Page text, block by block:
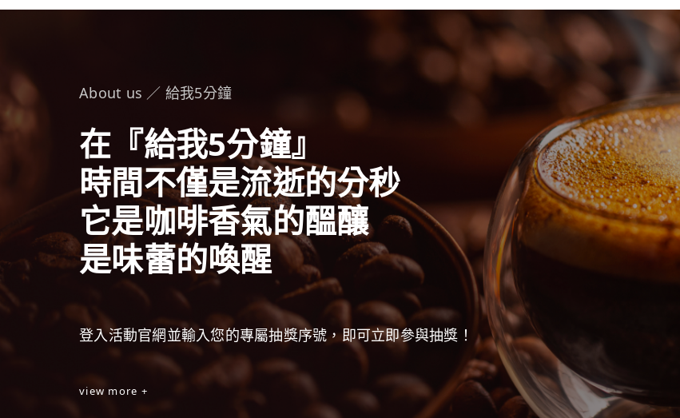
（隨盒附贈1枚壓克力磚）任選2款、《排球少年!!手機
About us ／ 給我5分鐘
在『給我5分鐘』
時間不僅是流逝的分秒
它是咖啡香氣的醞釀
是味蕾的喚醒
登入活動官網並輸入您的專屬抽獎序號，即可立即參與抽獎！
view more +